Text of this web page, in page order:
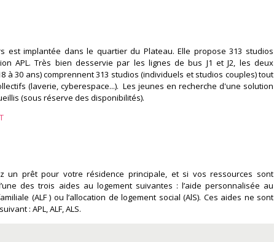
est implantée dans le quartier du Plateau. Elle propose 313 studios
APL. Très bien desservie par les lignes de bus J1 et J2, les deux
à 30 ans) comprennent 313 studios (individuels et studios couples) tout
(laverie, cyberespace...). Les jeunes en recherche d'une solution
(sous réserve des disponibilités).
un prêt pour votre résidence principale, et si vos ressources sont
des trois aides au logement suivantes : l’aide personnalisée au
(ALF ) ou l’allocation de logement social (AlS). Ces aides ne sont
: APL, ALF, ALS.